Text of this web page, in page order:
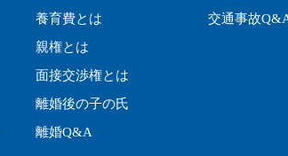
養育費とは
親権とは
面接交渉権とは
離婚後の子の氏
離婚Q&A
交通事故